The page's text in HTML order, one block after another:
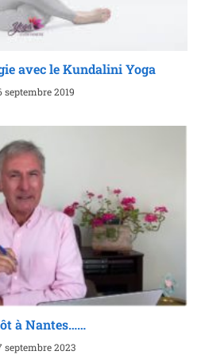
avec le Kundalini Yoga
septembre 2019
à Nantes……
septembre 2023